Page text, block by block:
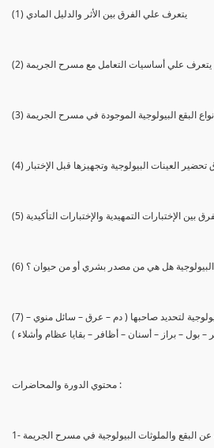
(1) يتعرف علي الفرق بين الأثر والدليل المادي
(2) يتعرف علي أساسيات التعامل مع مسرح الجريمة
البقع البيولوجية الموجودة في مسرح الجريمة
العينات البيولوجية وتجهيزها قبل الإختبار
بين الإختبارات التمهيدية والإختبارات التأكيدية
البيولوجية هل هي من مصدر بشري أو من حيوان ؟
(7) إجراء الإختبارات علي العينة البيولوجية لتحديد صاحبها ( دم – عرق – سائل منوي –
– بول – براز – أسنان – أظافر – بقايا عظام وأشلاء )
محتوي الدورة والمحاضرات :
عن البقع والملوثات البيولوجية في مسرح الجريمة